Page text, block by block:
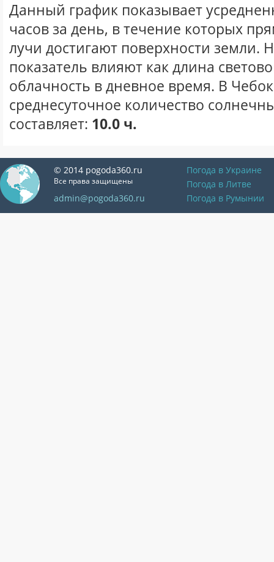
Данный график показывает
часов за день, в течение которых
лучи достигают поверхности земли.
показатель влияют как длина
облачность в дневное время. В
среднесуточное количество
составляет: 10.0 ч.
© 2014 pogoda360.ru
Все права защищены
admin@pogoda360.ru
Погода в Украине
Погода в Литве
Погода в Румынии